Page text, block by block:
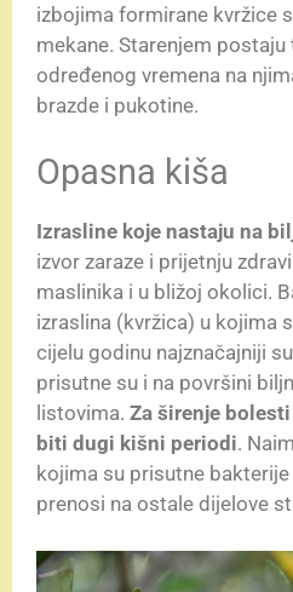
izbojima formirane kvržice
mekane. Starenjem postaju
određenog vremena na
brazde i pukotine.
Opasna kiša
Izrasline koje nastaju na
izvor zaraze i prijetnju
maslinika i u bližoj okolici.
izraslina (kvržica) u kojima
cijelu godinu najznačajniji
prisutne su i na površini
listovima. Za širenje
biti dugi kišni periodi.
kojima su prisutne
prenosi na ostale dijelove